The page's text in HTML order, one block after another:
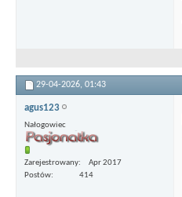
29-04-2026, 01:43
agus123
Nałogowiec
Zarejestrowany
Apr 2017
Postów
414